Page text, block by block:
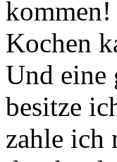
kommen!
Kochen
Und eine
besitze
zahle ich